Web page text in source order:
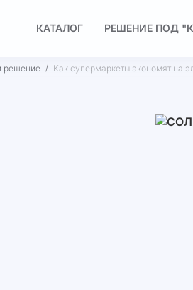
КАТАЛОГ РЕШЕНИЕ ПОД
решение Как супермаркеты экономят на